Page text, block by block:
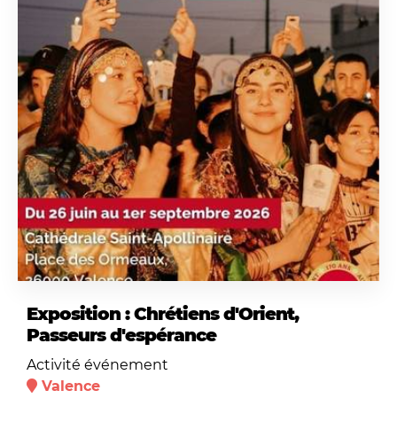
Exposition : Chrétiens d'Orient,
Passeurs d'espérance
Activité événement
Valence